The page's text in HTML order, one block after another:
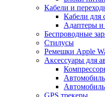
Кабели и
Кабели для
Адаптеры и
Беспроводные
Стилусы
Ремешки Apple
Аксессуары для
GPS трекеры